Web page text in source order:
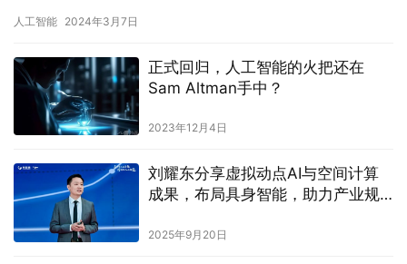
人工智能 2024年3月7日
正式回归，人工智能的火把还在
Sam Altman手中？
2023年12月4日
刘耀东分享虚拟动点AI与空间计算
成果，布局具身智能，助力产业规
2025年9月20日